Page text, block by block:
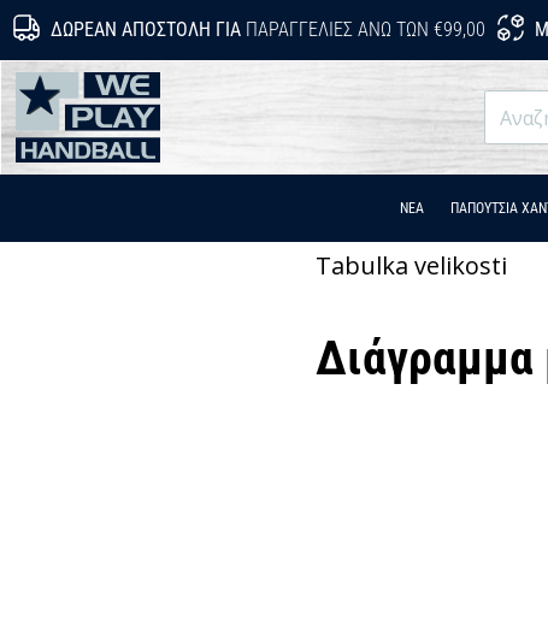
ΔΩΡΕΆΝ ΑΠΟΣΤΟΛΉ ΓΙΑΠΑΡΑΓΓΕΛΊΕΣ ΆΝΩ ΤΩΝ €99,00
WePlayHandball.cy
ΝΕΑ ΠΑΠΟΎΤΣΙΑ
Tabulka velikosti